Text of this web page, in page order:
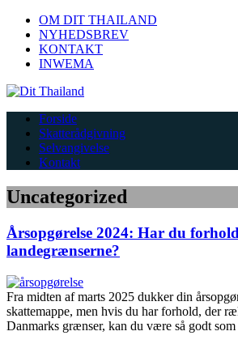
OM DIT THAILAND
NYHEDSBREV
KONTAKT
INWEMA
Forside
Skatterådgivning
Selvangivelse
Kontakt
Uncategorized
Årsopgørelse 2024: Har du
landegrænserne?
Fra midten af marts 2025 dukker din
skattemappe, men hvis du har forhold, der
Danmarks grænser, kan du være så godt som